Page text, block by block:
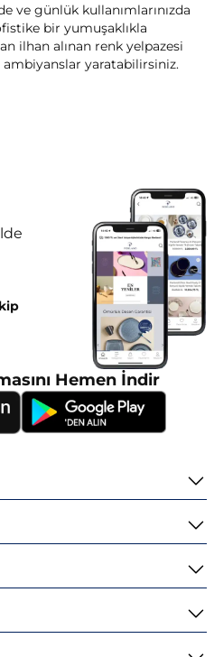
ve günlük kullanımlarınızda
bir yumuşaklıkla
ilhan alınan renk yelpazesi
ambiyanslar yaratabilirsiniz.
Hemen İndir